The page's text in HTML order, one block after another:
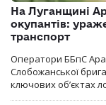
На Луганщині
окупантів:
транспорт
Оператори ББпС
Слобожанської
ключових об’єктах